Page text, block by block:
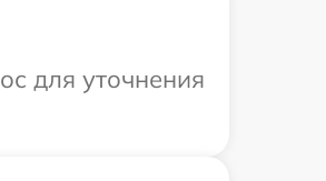
для уточнения